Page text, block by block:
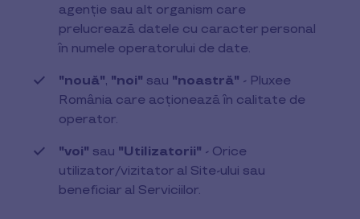
agenție sau alt organism care
prelucrează datele cu caracter personal
în numele operatorului de date.
"nouă", "noi" sau "noastră" - Pluxee
România care acționează în calitate de
operator.
"voi" sau "Utilizatorii" - Orice
utilizator/vizitator al Site-ului sau
beneficiar al Serviciilor.